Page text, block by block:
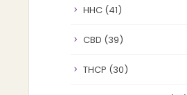
HHC (41)
CBD (39)
THCP (30)